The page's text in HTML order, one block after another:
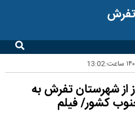
تفرش
آموز از شهرستان تفرش به
کشور/ فیلم